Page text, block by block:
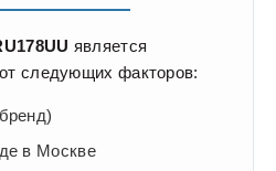
является
следующих факторов:
в Москве